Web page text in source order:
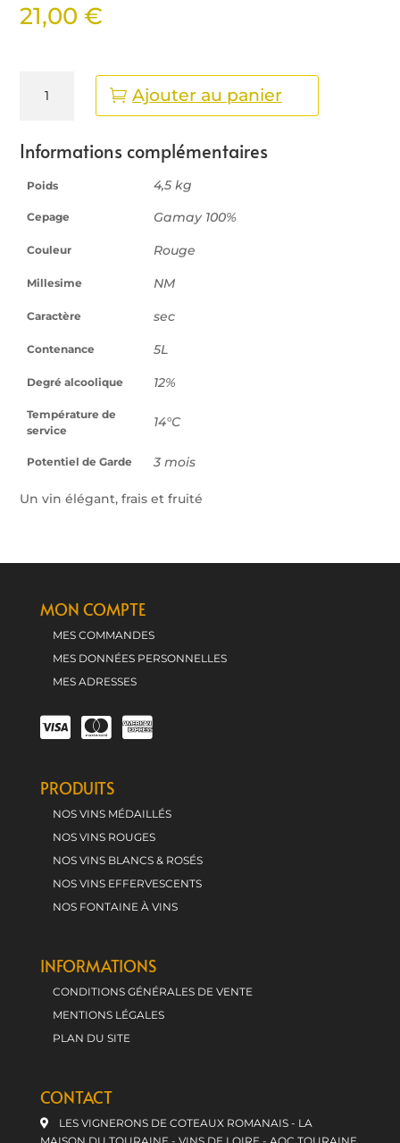
21,00€
5
Litres
Ajouter au panier
Informations complémentaires
Poids 4,5 kg
Cepage Gamay 100%
Couleur Rouge
Millesime NM
Caractère sec
Contenance 5L
Degré alcoolique 12%
Température de
service
14°C
Potentiel de Garde 3 mois
Un vin élégant, frais et fruité
MON COMPTE
MES COMMANDES
MES DONNÉES PERSONNELLES
MES ADRESSES
PRODUITS
NOS VINS MÉDAILLÉS
NOS VINS ROUGES
NOS VINS BLANCS & ROSÉS
NOS VINS EFFERVESCENTS
NOS FONTAINE À VINS
INFORMATIONS
CONDITIONS GÉNÉRALES DE VENTE
MENTIONS LÉGALES
PLAN DU SITE
CONTACT
LES VIGNERONS DE COTEAUX ROMANAIS - LA